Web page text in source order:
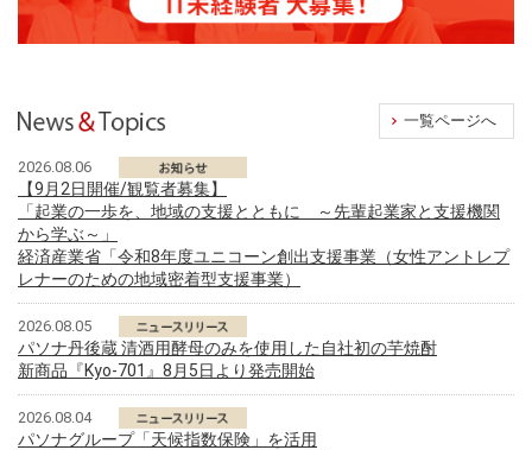
一覧ページへ
2026.08.06
【9月2日開催/観覧者募集】
「起業の一歩を、地域の支援とともに ～先輩起業家と支援機関
から学ぶ～」
経済産業省「令和8年度ユニコーン創出支援事業（女性アントレプ
レナーのための地域密着型支援事業）
2026.08.05
パソナ丹後蔵 清酒用酵母のみを使用した自社初の芋焼酎
新商品『Kyo-701』8月5日より発売開始
2026.08.04
パソナグループ「天候指数保険」を活用